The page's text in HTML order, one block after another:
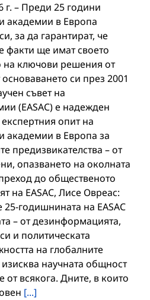
– Преди 25 години
академии в Европа
за да гарантират, че
факти ще имат своето
на ключови решения от
си през 2001
съвет на
(EASAC) е надежден
опит на
академии в Европа за
предизвикателства – от
опазването на околната
до общественото
на EASAC, Лисе Овреас:
годишнината на EASAC
– от дезинформацията,
и политическата
на глобалните
научната общност
всякога. Дните, в които
[...]